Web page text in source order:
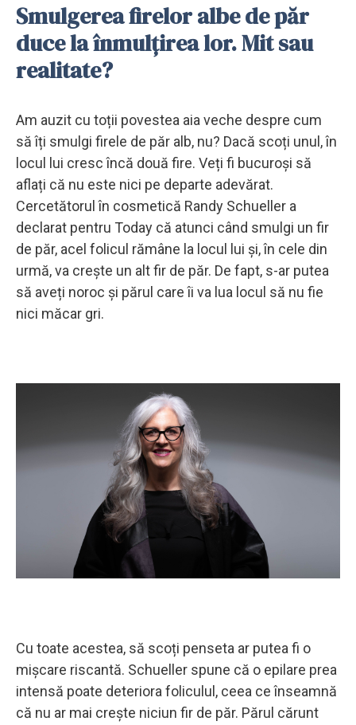
Smulgerea firelor albe de păr
duce la înmulțirea lor. Mit sau
realitate?
Am auzit cu toții povestea aia veche despre cum
să îți smulgi firele de păr alb, nu? Dacă scoți unul, în
locul lui cresc încă două fire. Veți fi bucuroși să
aflați că nu este nici pe departe adevărat.
Cercetătorul în cosmetică Randy Schueller a
declarat pentru Today că atunci când smulgi un fir
de păr, acel folicul rămâne la locul lui și, în cele din
urmă, va crește un alt fir de păr. De fapt, s-ar putea
să aveți noroc și părul care îi va lua locul să nu fie
nici măcar gri.
Cu toate acestea, să scoți penseta ar putea fi o
mișcare riscantă. Schueller spune că o epilare prea
intensă poate deteriora foliculul, ceea ce înseamnă
că nu ar mai crește niciun fir de păr. Părul cărunt